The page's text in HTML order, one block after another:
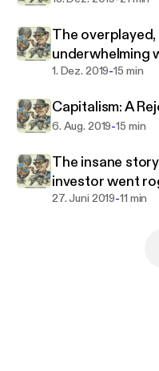
The
underwhelming
in investing.
1. Dez. 2019-15 min
Capitalism: A
6. Aug. 2019-15 min
The insane
investor went
27. Juni 2019-11 min